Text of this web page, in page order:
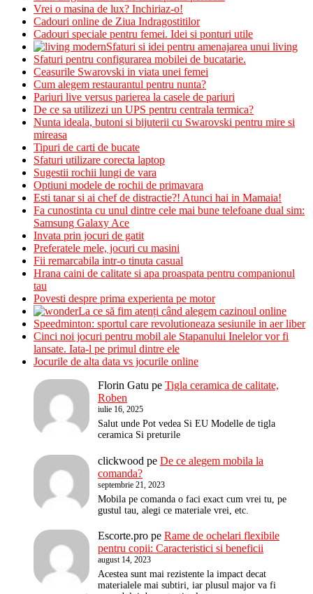
Vrei o masina de lux? Inchiriaz-o!
Cadouri online de Ziua Indragostitilor
Cadouri speciale pentru femei. Idei si ponturi utile
Sfaturi si idei pentru amenajarea unui living
Sfaturi pentru configurarea mobilei de bucatarie.
Ceasurile Swarovski in viata unei femei
Cum alegem restaurantul pentru nunta?
Pariuri live versus parierea la casele de pariuri
De ce sa utilizezi un UPS pentru centrala termica?
Nunta ideala, butoni si bijuterii cu Swarovski pentru mire si
mireasa
Tipuri de carti de bucate
Sfaturi utilizare corecta laptop
Sugestii rochii lungi de vara
Optiuni modele de rochii de primavara
Esti tanar si ai chef de distractie?! Atunci hai in Mamaia!
Fa cunostinta cu unul dintre cele mai bune telefoane dual sim:
Samsung Galaxy Ace
Invata prin jocuri de gatit
Preferatele mele, jocuri cu masini
Fii remarcabila intr-o tinuta casual
Hrana caini de calitate si apa proaspata pentru companionul
tau
Povesti despre prima experienta pe motor
La ce să fim atenți când alegem cazinoul online
Speedminton: sportul care revolutioneaza sesiunile in aer liber
Cinci noi jocuri pentru mobil ale Stapanului Inelelor vor fi
lansate. Iata-l pe primul dintre ele
Jocurile de alta data vs jocurile online
Florin Gatu pe Tigla ceramica de calitate,
Roben
iulie 16, 2025
Salut unde Pot vedea Si EU Modelle de tigla
ceramica Si preturile
clickwood pe De ce alegem mobila la
comanda?
septembrie 21, 2023
Mobila pe comanda o faci exact cum vrei tu, pe
gustul tau, alegi ce materiale vrei, etc.
Escorte.pro pe Rame de ochelari flexibile
pentru copii: Caracteristici si beneficii
august 14, 2023
Acestea sunt mai rezistente la impact decat
materialele mai subtiri, iar plusul major va fi